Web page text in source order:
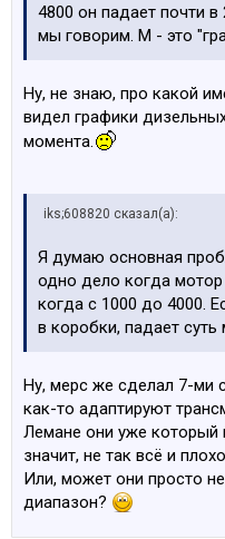
4800 он падает почти
мы говорим. М - это
Ну, не знаю, про какой
видел графики
момента.
iks;608820 сказал(а):
Я думаю основная
одно дело когда мотор
когда с 1000 до 4000.
в коробки, падает суть
Ну, мерс же сделал 7-ми
как-то адаптируют
Лемане они уже который
значит, не так всё и
Или, может они просто не
диапазон?